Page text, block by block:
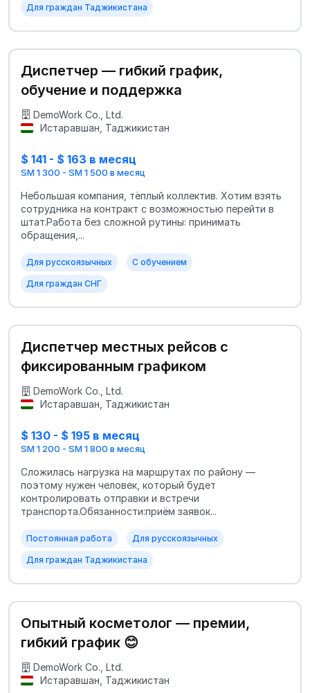
Для граждан Таджикистана
Диспетчер — гибкий график,
обучение и поддержка
DemoWork Co., Ltd.
Истаравшан, Таджикистан
$ 141 - $ 163 в месяц
SM 1 300 - SM 1 500 в месяц
Небольшая компания, тёплый коллектив. Хотим взять
сотрудника на контракт с возможностью перейти в
штат.Работа без сложной рутины: принимать
обращения,...
Для русскоязычных С обучением
Для граждан СНГ
Диспетчер местных рейсов с
фиксированным графиком
DemoWork Co., Ltd.
Истаравшан, Таджикистан
$ 130 - $ 195 в месяц
SM 1 200 - SM 1 800 в месяц
Сложилась нагрузка на маршрутах по району —
поэтому нужен человек, который будет
контролировать отправки и встречи
транспорта.Обязанности:приём заявок...
Постоянная работа Для русскоязычных
Для граждан Таджикистана
Опытный косметолог — премии,
гибкий график 😊
DemoWork Co., Ltd.
Истаравшан, Таджикистан